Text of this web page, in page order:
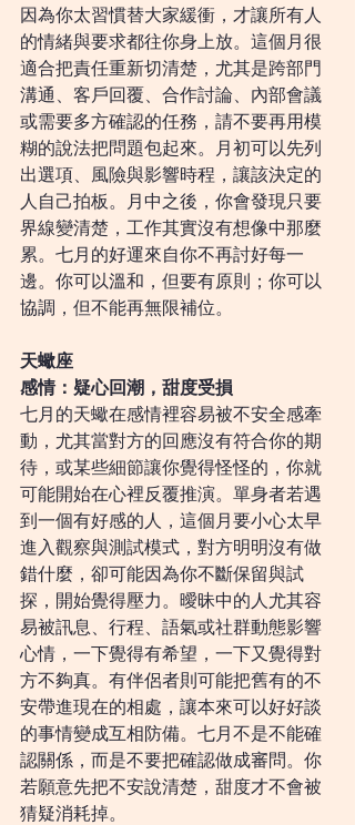
因為你太習慣替大家緩衝，才讓所有人
的情緒與要求都往你身上放。這個月很
適合把責任重新切清楚，尤其是跨部門
溝通、客戶回覆、合作討論、內部會議
或需要多方確認的任務，請不要再用模
糊的說法把問題包起來。月初可以先列
出選項、風險與影響時程，讓該決定的
人自己拍板。月中之後，你會發現只要
界線變清楚，工作其實沒有想像中那麼
累。七月的好運來自你不再討好每一
邊。你可以溫和，但要有原則；你可以
協調，但不能再無限補位。
天蠍座
感情：疑心回潮，甜度受損
七月的天蠍在感情裡容易被不安全感牽
動，尤其當對方的回應沒有符合你的期
待，或某些細節讓你覺得怪怪的，你就
可能開始在心裡反覆推演。單身者若遇
到一個有好感的人，這個月要小心太早
進入觀察與測試模式，對方明明沒有做
錯什麼，卻可能因為你不斷保留與試
探，開始覺得壓力。曖昧中的人尤其容
易被訊息、行程、語氣或社群動態影響
心情，一下覺得有希望，一下又覺得對
方不夠真。有伴侶者則可能把舊有的不
安帶進現在的相處，讓本來可以好好談
的事情變成互相防備。七月不是不能確
認關係，而是不要把確認做成審問。你
若願意先把不安說清楚，甜度才不會被
猜疑消耗掉。